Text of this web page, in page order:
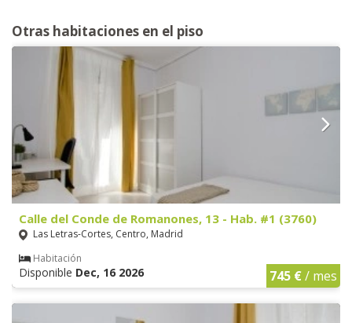
Otras habitaciones en el piso
Calle del Conde de Romanones, 13 - Hab. #1 (3760)
Las Letras-Cortes, Centro, Madrid
Habitación
Disponible Dec, 16 2026 745 €/ mes